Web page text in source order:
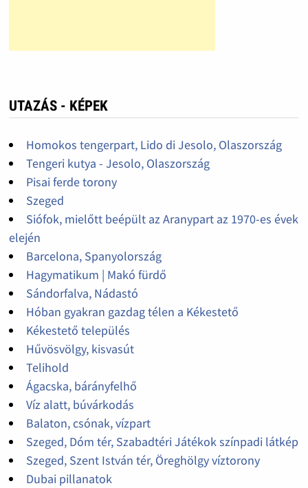
UTAZÁS - KÉPEK
Homokos tengerpart, Lido di Jesolo, Olaszország
Tengeri kutya - Jesolo, Olaszország
Pisai ferde torony
Szeged
Siófok, mielőtt beépült az Aranypart az 1970-es évek
elején
Barcelona, Spanyolország
Hagymatikum | Makó fürdő
Sándorfalva, Nádastó
Hóban gyakran gazdag télen a Kékestető
Kékestető település
Hűvösvölgy, kisvasút
Telihold
Ágacska, bárányfelhő
Víz alatt, búvárkodás
Balaton, csónak, vízpart
Szeged, Dóm tér, Szabadtéri Játékok színpadi látkép
Szeged, Szent István tér, Öreghölgy víztorony
Dubai pillanatok